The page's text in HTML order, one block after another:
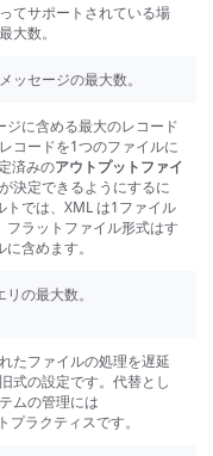
てサポートされている場
大数。
ッセージの最大数。
に含める最大のレコード
コードを1つのファイルに
済みのアウトプットファイ
決定できるようにするに
では、XML は1ファイル
ラットファイル形式はす
含めます。
の最大数。
たファイルの処理を遅延
式の設定です。代替とし
ムの管理には
プラクティスです。